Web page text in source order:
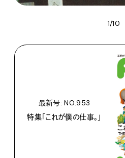
1/10
最新号: NO.953
特集「これが僕の仕事。」